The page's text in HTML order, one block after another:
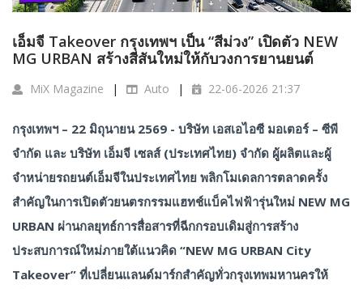
เอ็มจี Takeover กรุงเทพฯ เป็น “สีม่วง” เปิดตัว NEW
MG URBAN สร้างสีสันใหม่ให้กับวงการยานยนต์
MiX Magazine Auto 22-06-2026 21:37
กรุงเทพฯ – 22 มิถุนายน 2569 - บริษัท เอสเอไอซี มอเตอร์ – ซีพี
จำกัด และ บริษัท เอ็มจี เซลส์ (ประเทศไทย) จำกัด ผู้ผลิตและผู้
จำหน่ายรถยนต์เอ็มจีในประเทศไทย พลิกโมเดลการตลาดครั้ง
สำคัญในการเปิดตัวยนตรกรรมแฮทช์แบ็คไฟฟ้ารุ่นใหม่ NEW MG
URBAN ผ่านกลยุทธ์การสื่อสารที่ฉีกกรอบเดิมสู่การสร้าง
ประสบการณ์ใหม่ภายใต้แนวคิด “NEW MG URBAN City
Takeover” ที่เปลี่ยนแลนด์มาร์กสำคัญทั่วกรุงเทพมหานครให้